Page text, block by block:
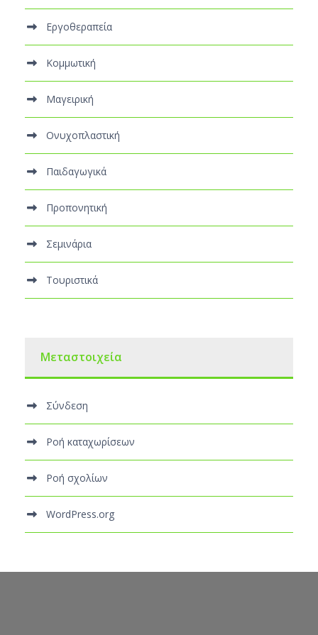
Εργοθεραπεία
Κομμωτική
Μαγειρική
Ονυχοπλαστική
Παιδαγωγικά
Προπονητική
Σεμινάρια
Τουριστικά
Μεταστοιχεία
Σύνδεση
Ροή καταχωρίσεων
Ροή σχολίων
WordPress.org